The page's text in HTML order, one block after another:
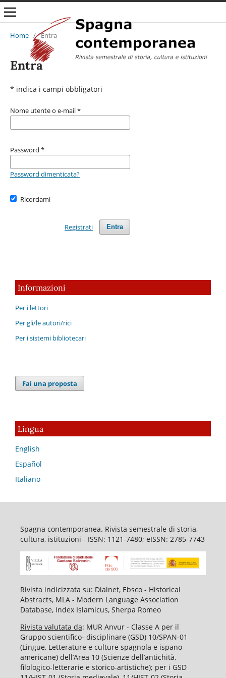
Home / Entra
Entra
* indica i campi obbligatori
Nome utente o e-mail*
Password *
Password dimenticata?
Ricordami
Entra
Registrati
Informazioni
Per i lettori
Per gli/le autori/rici
Per i sistemi bibliotecari
Fai una proposta
Lingua
English
Español
Italiano
Spagna contemporanea. Rivista semestrale di storia,
cultura, istituzioni - ISSN: 1121-7480; eISSN: 2785-7743
Rivista indicizzata su: Dialnet, Ebsco - Historical
Abstracts, MLA - Modern Language Association
Database, Index Islamicus, Sherpa Romeo
Rivista valutata da: MUR Anvur - Classe A per il
Gruppo scientifico- disciplinare (GSD) 10/SPAN-01
(Lingue, Letterature e culture spagnola e ispano-
americane) dell’Area 10 (Scienze dell’antichità,
filologico-letterarie e storico-artistiche); per i GSD